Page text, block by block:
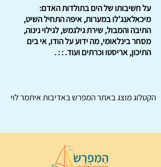
על חשיבותו של הים בתולדות האדם:
מיכאלאנג'לו במערות, איפה התחיל השיט,
התיבה והמבול, שירת גילגמש, לגילוי נינוה,
מסחר בינלאומי, מה ידוע על הודו, אי בים
התיכון, אריסטו וכרתים ועוד. : : .
הקטלוג מוצג באתרהמפרשבאדיבות איתמר לוי